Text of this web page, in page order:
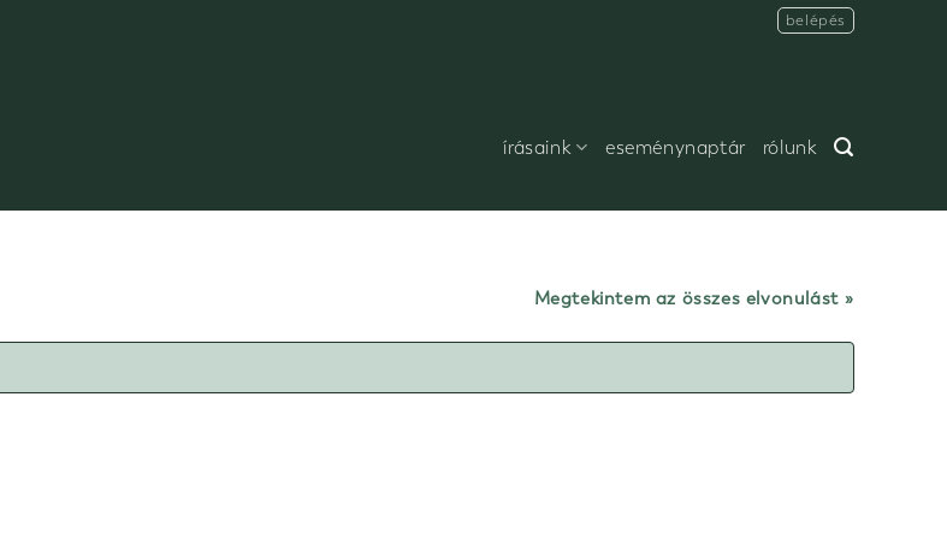
belépés
írásaink eseménynaptár rólunk
Megtekintem az összes elvonulást